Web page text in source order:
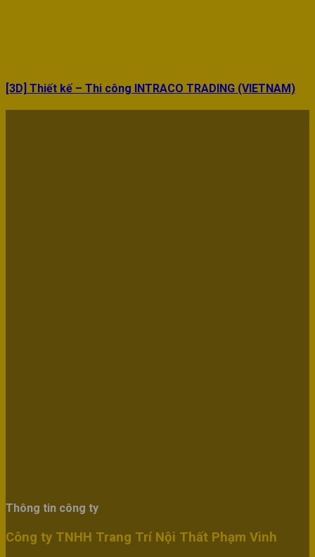
[3D] Thiết kế – Thi công INTRACO TRADING (VIETNAM)
Thông tin công ty
Công ty TNHH Trang Trí Nội Thất Phạm Vinh